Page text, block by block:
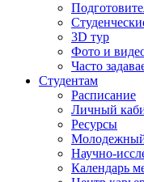
3D тур
Фото и
Часто
Студентам
Расписание
Личный
Ресурсы
Научно-
Календарь